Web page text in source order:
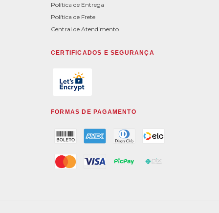
Política de Entrega
Política de Frete
Central de Atendimento
CERTIFICADOS E SEGURANÇA
FORMAS DE PAGAMENTO